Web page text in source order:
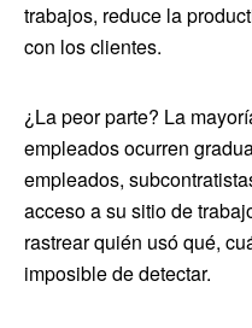
trabajos, reduce la
con los clientes.
¿La peor parte? La
empleados ocurren
empleados,
acceso a su sitio de
rastrear quién usó qué,
imposible de detectar.